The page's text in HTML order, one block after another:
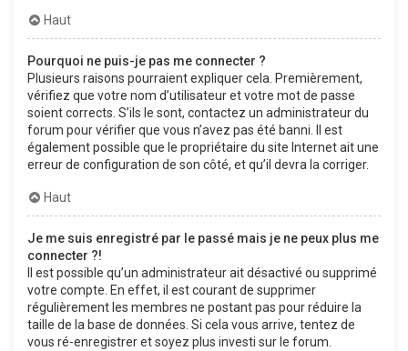
Haut
Pourquoi ne puis-je pas me connecter ?
Plusieurs raisons pourraient expliquer cela. Premièrement,
vérifiez que votre nom d’utilisateur et votre mot de passe
soient corrects. S’ils le sont, contactez un administrateur du
forum pour vérifier que vous n’avez pas été banni. Il est
également possible que le propriétaire du site Internet ait une
erreur de configuration de son côté, et qu’il devra la corriger.
Haut
Je me suis enregistré par le passé mais je ne peux plus me
connecter ?!
Il est possible qu’un administrateur ait désactivé ou supprimé
votre compte. En effet, il est courant de supprimer
régulièrement les membres ne postant pas pour réduire la
taille de la base de données. Si cela vous arrive, tentez de
vous ré-enregistrer et soyez plus investi sur le forum.